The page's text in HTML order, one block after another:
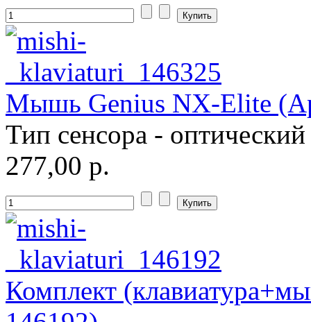
Мышь Genius NX-Elite
Тип сенсора - оптический
277,00 р.
Комплект